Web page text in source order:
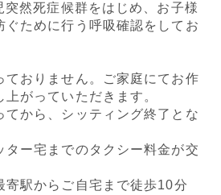
然死症候群をはじめ、お子様
ぐために行う呼吸確認をしてお
おりません。ご家庭にてお作
がっていただきます。
から、シッティング終了とな
ー宅までのタクシー料金が交
駅からご自宅まで徒歩10分